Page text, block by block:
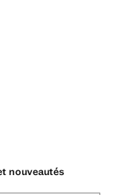
nouveautés